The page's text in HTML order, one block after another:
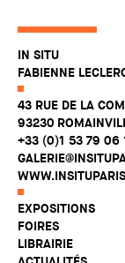
IN SITU
FABIENNE
43 RUE DE LA
93230
+33 (0)1 53 79 06
EXPOSITIONS
FOIRES
LIBRAIRIE